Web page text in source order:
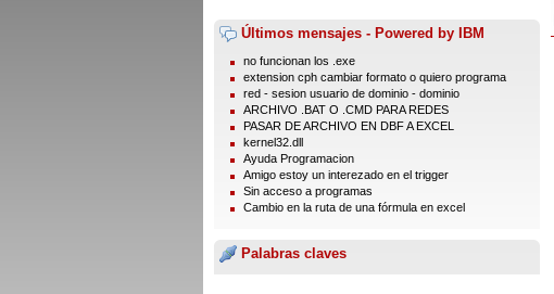
Últimos mensajes - Powered by IBM
no funcionan los .exe
extension cph cambiar formato o quiero programa
red - sesion usuario de dominio - dominio
ARCHIVO .BAT O .CMD PARA REDES
PASAR DE ARCHIVO EN DBF A EXCEL
kernel32.dll
Ayuda Programacion
Amigo estoy un interezado en el trigger
Sin acceso a programas
Cambio en la ruta de una fórmula en excel
Palabras claves